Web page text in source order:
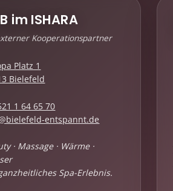
im ISHARA
Kooperationspartner
Platz 1
Bielefeld
1 64 65 70
entspannt.de
· Massage · Wärme ·
Spa-Erlebnis.